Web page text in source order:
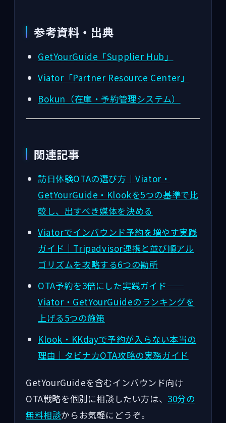
参考資料・出典
GetYourGuide「Supplier Hub」
Viator「Partner Resource Center」
Bokun（在庫・予約管理システム）
関連記事
訪日体験OTAの選び方｜Viator・
GetYourGuide・Klookを5つの基準で比
較し、出すべき媒体を決める
Viatorでインバウンド予約を増やす実践
ガイド｜Tripadvisor連携と並び順アル
ゴリズムを攻略する6つの勘所
OTA予約を3倍にした実践ガイド——
Viator・GetYourGuideのランキングを
上げる5つの施策
Klook・KKdayで予約が入らない本当の
理由｜タビナカOTA攻略の実務ガイド
GetYourGuideを含むインバウンド向け
OTA戦略を個別に相談したい方は、 30分の
無料相談からお気軽にどうぞ。